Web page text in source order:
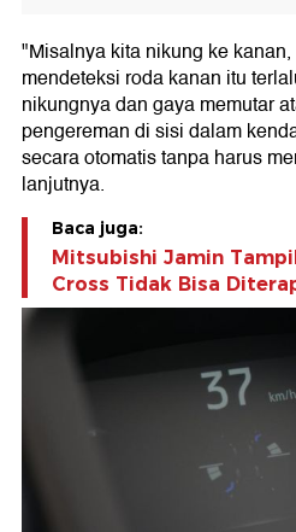
"Misalnya kita nikung ke
mendeteksi roda kanan itu
nikungnya dan gaya memutar
pengereman di sisi dalam
secara otomatis tanpa harus
lanjutnya.
Baca juga:
Mitsubishi Jamin
Cross Tidak Bisa